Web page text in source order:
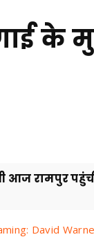
के
आज रामपुर
David